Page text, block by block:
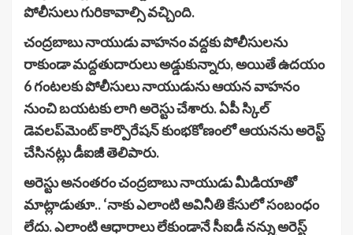
పోలీసులు గురికావాల్సి వచ్చింది.
చంద్రబాబు నాయుడు వాహనం వద్దకు పోలీసులను
రాకుండా మద్దతుదారులు అడ్డుకున్నారు, అయితే ఉదయం
6 గంటలకు పోలీసులు నాయుడును ఆయన వాహనం
నుంచి బయటకు లాగి అరెస్టు చేశారు. ఏపీ స్కిల్
డెవలప్‌మెంట్ కార్పొరేషన్ కుంభకోణంలో ఆయనను అరెస్ట్
చేసినట్లు డీఐజీ తెలిపారు.
అరెస్టు అనంతరం చంద్రబాబు నాయుడు మీడియాతో
మాట్లాడుతూ.. ‘నాకు ఎలాంటి అవినీతి కేసులో సంబంధం
లేదు. ఎలాంటి ఆధారాలు లేకుండానే సీఐడీ నన్ను అరెస్ట్